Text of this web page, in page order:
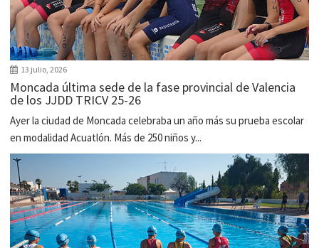
13 julio, 2026
Moncada última sede de la fase provincial de Valencia
de los JJDD TRICV 25-26
Ayer la ciudad de Moncada celebraba un año más su prueba escolar
en modalidad Acuatlón. Más de 250 niños y...